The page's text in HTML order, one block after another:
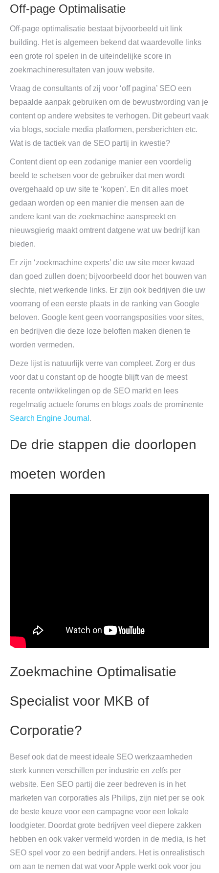
Off-page Optimalisatie
Off-page optimalisatie bestaat bijvoorbeeld uit link
building. Het is algemeen bekend dat waardevolle links
een grote rol spelen in de uiteindelijke score in
zoekmachineresultaten van jouw website.
Vraag de consultants of zij voor ‘off pagina’ SEO een
bepaalde aanpak gebruiken om de bewustwording van je
content op andere websites te verhogen. Dit gebeurt vaak
via blogs, sociale media platformen, persberichten etc.
Wat is de tactiek van de SEO partij in kwestie?
Content dient op een zodanige manier een voordelig
beeld te schetsen voor de gebruiker dat men wordt
overgehaald op uw site te ‘kopen’. En dit alles moet
gedaan worden op een manier die mensen aan de
andere kant van de zoekmachine aanspreekt en
nieuwsgierig maakt omtrent datgene wat uw bedrijf kan
bieden.
Er zijn ‘zoekmachine experts’ die uw site meer kwaad
dan goed zullen doen; bijvoorbeeld door het bouwen van
slechte, niet werkende links. Er zijn ook bedrijven die uw
voorrang of een eerste plaats in de ranking van Google
beloven. Google kent geen voorrangsposities voor sites,
en bedrijven die deze loze beloften maken dienen te
worden vermeden.
Deze lijst is natuurlijk verre van compleet. Zorg er dus
voor dat u constant op de hoogte blijft van de meest
recente ontwikkelingen op de SEO markt en lees
regelmatig actuele forums en blogs zoals de prominente
Search Engine Journal .
De drie stappen die doorlopen
moeten worden
Zoekmachine Optimalisatie
Specialist voor MKB of
Corporatie?
Besef ook dat de meest ideale SEO werkzaamheden
sterk kunnen verschillen per industrie en zelfs per
website. Een SEO partij die zeer bedreven is in het
marketen van corporaties als Philips, zijn niet per se ook
de beste keuze voor een campagne voor een lokale
loodgieter. Doordat grote bedrijven veel diepere zakken
hebben en ook vaker vermeld worden in de media, is het
SEO spel voor zo een bedrijf anders. Het is onrealistisch
om aan te nemen dat wat voor Apple werkt ook voor jou